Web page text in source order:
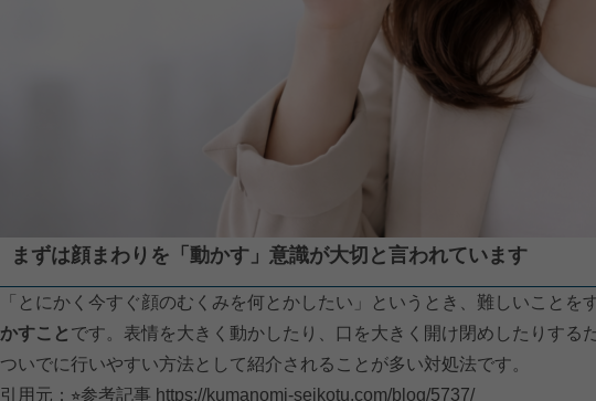
まずは顔まわりを「動かす」意識が大切と言われています
「とにかく今すぐ顔のむくみを何とかしたい」というとき、難しいことを
かすこと です。表情を大きく動かしたり、口を大きく開け閉めしたりす
ついでに行いやすい方法として紹介されることが多い対処法です。
引用元：⭐︎参考記事 https://kumanomi-seikotu.com/blog/5737/